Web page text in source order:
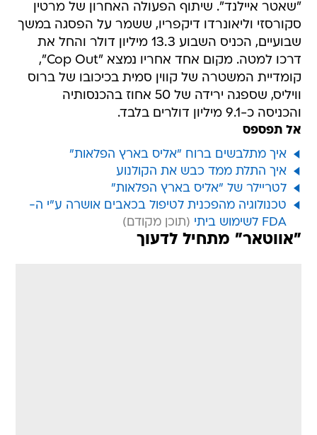
"שאטר איילנד". שיתוף הפעולה האחרון של מרטין
סקורסזי וליאונרדו דיקפריו, ששמר על הפסגה במשך
שבועיים, הכניס השבוע 13.3 מיליון דולר והחל את
דרכו למטה. מקום אחד אחריו נמצא "Cop Out",
קומדיית המשטרה של קווין סמית בכיכובו של ברוס
וויליס, שספגה ירידה של 50 אחוז בהכנסותיה
והכניסה כ-9.1 מיליון דולרים בלבד.
אל תפספס
איך מתלבשים ברוח "אליס בארץ הפלאות"
איך התלת ממד כבש את הקולנוע
לטריילר של "אליס בארץ הפלאות"
טכנולוגיה מהפכנית לטיפול בכאבים אושרה ע"י ה-
FDA לשימוש ביתי
"אווטאר" מתחיל לדעוך